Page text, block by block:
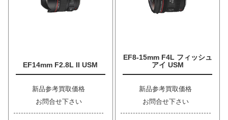
EF14mm F2.8L II USM
新品参考買取価格
お問合せ下さい
EF8-15mm F4L フィッシュ
アイ USM
新品参考買取価格
お問合せ下さい